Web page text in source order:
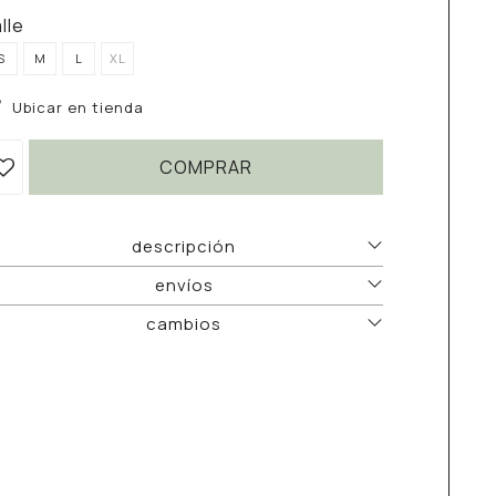
M L XL
Ubicar en tienda
COMPRAR
descripción
envíos
cambios